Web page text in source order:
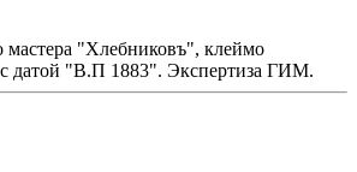
"Хлебниковъ", клеймо
с датой "В.П 1883". Экспертиза ГИМ.